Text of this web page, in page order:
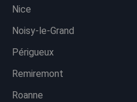
Nice
Noisy-le-Grand
Périgueux
Remiremont
Roanne